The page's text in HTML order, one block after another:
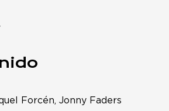
Forcén, Jonny Faders